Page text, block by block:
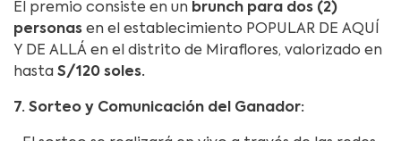
El premio consiste en un brunch para dos (2)
personas en el establecimiento POPULAR DE AQUÍ
Y DE ALLÁ en el distrito de Miraflores, valorizado en
hasta S/120 soles.
7. Sorteo y Comunicación del Ganador: